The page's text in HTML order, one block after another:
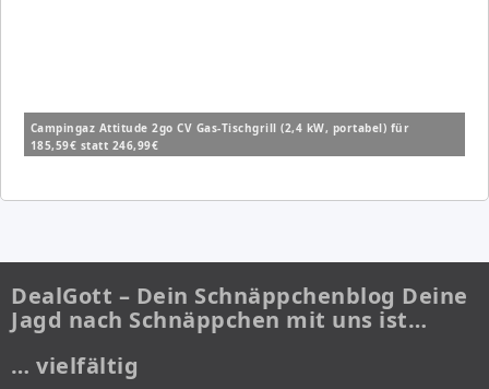
Campingaz Attitude 2go CV Gas-Tischgrill (2,4 kW, portabel) für
185,59€ statt 246,99€
DealGott – Dein Schnäppchenblog Deine
Jagd nach Schnäppchen mit uns ist…
… vielfältig